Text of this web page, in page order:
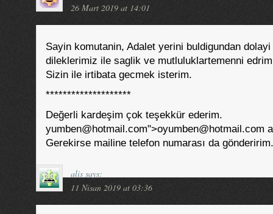
26 Mart 2019 at 14:01
Sayin komutanin, Adalet yerini buldigundan
dileklerimiz ile saglik ve mutluluklartemenni
Sizin ile irtibata gecmek isterim.
********************
Değerli kardeşim çok teşekkür ederim.
yumben@hotmail.com">oyumben@hotmail.com
Gerekirse mailine telefon numarası da gönderirim.
alis says:
11 Nisan 2019 at 03:36